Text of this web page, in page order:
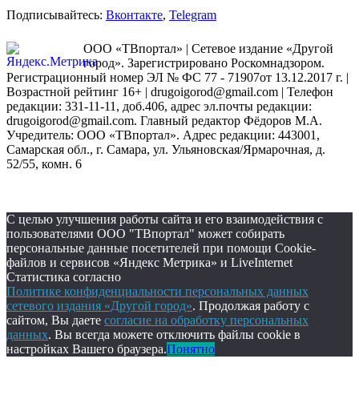
Подписывайтесь: Вконтакте, Telegram
ООО «ТВпортал» | Сетевое издание «Другой
город». Зарегистрировано Роскомнадзором.
Регистрационный номер ЭЛ № ФС 77 - 71907от 13.12.2017 г. |
Возрастной рейтинг 16+ | drugoigorod@gmail.com | Телефон
редакции: 331-11-11, доб.406, адрес эл.почты редакции:
drugoigorod@gmail.com. Главный редактор Фёдоров М.А.
Учредитель: ООО «ТВпортал». Адрес редакции: 443001,
Самарская обл., г. Самара, ул. Ульяновская/Ярмарочная, д.
52/55, комн. 6
С целью улучшения работы сайта и его взаимодействия с
пользователями ООО "ТВпортал" может собирать
персональные данные посетителей при помощи Cookie-
файлов и сервисов «Яндекс Метрика» и LiveInternet
Статистика согласно
Политике конфиденциальности персональных данных
сетевого издания «Другой город». Продолжая работу с
сайтом, Вы даете согласие на обработку персональных
данных. Вы всегда можете отключить файлы cookie в
настройках Вашего браузера.Понятно